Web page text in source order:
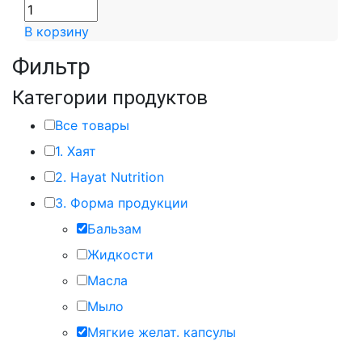
составляла
В корзину
Фильтр
Категории продуктов
Все товары
1. Хаят
2. Hayat Nutrition
3. Форма продукции
Бальзам
Жидкости
Масла
Мыло
Мягкие желат. капсулы